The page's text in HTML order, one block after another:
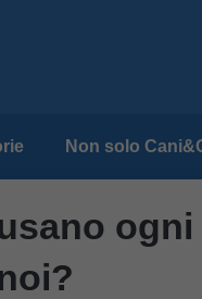
Non solo